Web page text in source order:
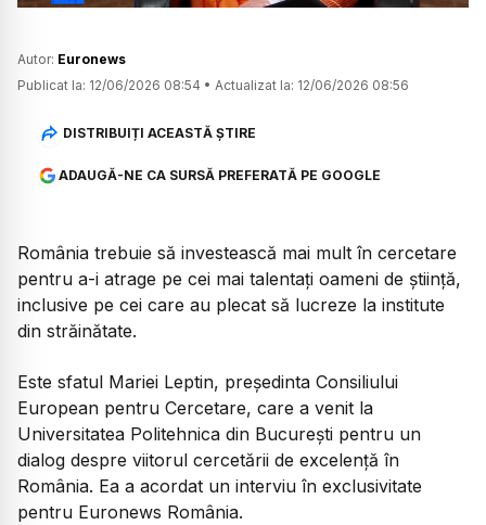
Autor: Euronews
Publicat la: 12/06/2026 08:54 • Actualizat la: 12/06/2026 08:56
DISTRIBUIȚI ACEASTĂ ȘTIRE
ADAUGĂ-NE CA SURSĂ PREFERATĂ PE GOOGLE
România trebuie să investească mai mult în cercetare
pentru a-i atrage pe cei mai talentați oameni de știință,
inclusive pe cei care au plecat să lucreze la institute
din străinătate.
Este sfatul Mariei Leptin, președinta Consiliului
European pentru Cercetare, care a venit la
Universitatea Politehnica din București pentru un
dialog despre viitorul cercetării de excelență în
România. Ea a acordat un interviu în exclusivitate
pentru Euronews România.